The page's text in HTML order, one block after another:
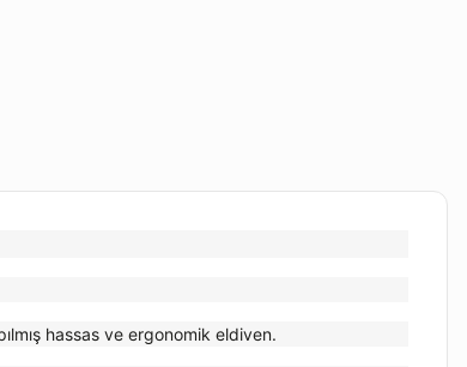
hassas ve ergonomik eldiven.